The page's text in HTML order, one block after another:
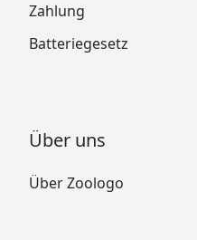
Zahlung
Batteriegesetz
Über uns
Über Zoologo